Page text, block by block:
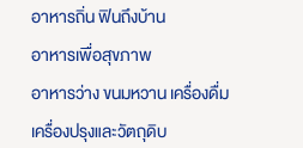
อาหารถิ่น ฟินถึงบ้าน
อาหารเพื่อสุขภาพ
อาหารว่าง ขนมหวาน เครื่องดื่ม
เครื่องปรุงและวัตถุดิบ